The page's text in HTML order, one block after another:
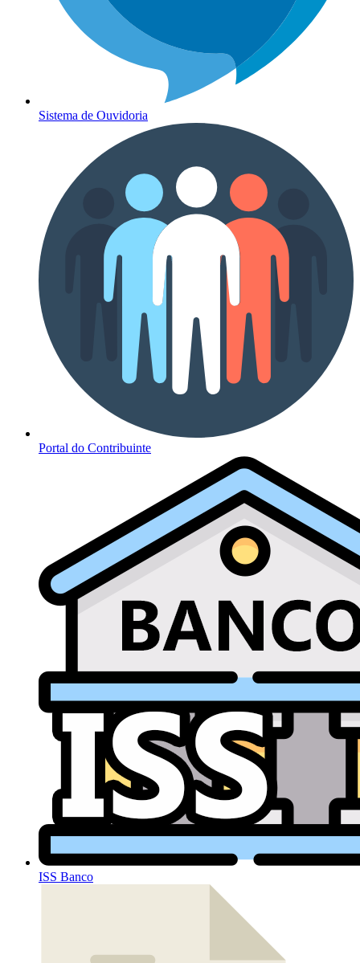
Sistema de Ouvidoria
Portal do Contribuinte
ISS Banco